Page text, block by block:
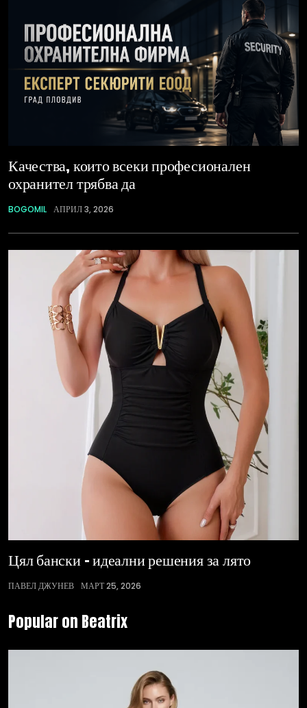
Качества, които всеки професионален
охранител трябва да
BOGOMIL АПРИЛ 3, 2026
Цял бански – идеални решения за лято
ПАВЕЛ ДЖУНЕВ МАРТ 25, 2026
Popular on Beatrix